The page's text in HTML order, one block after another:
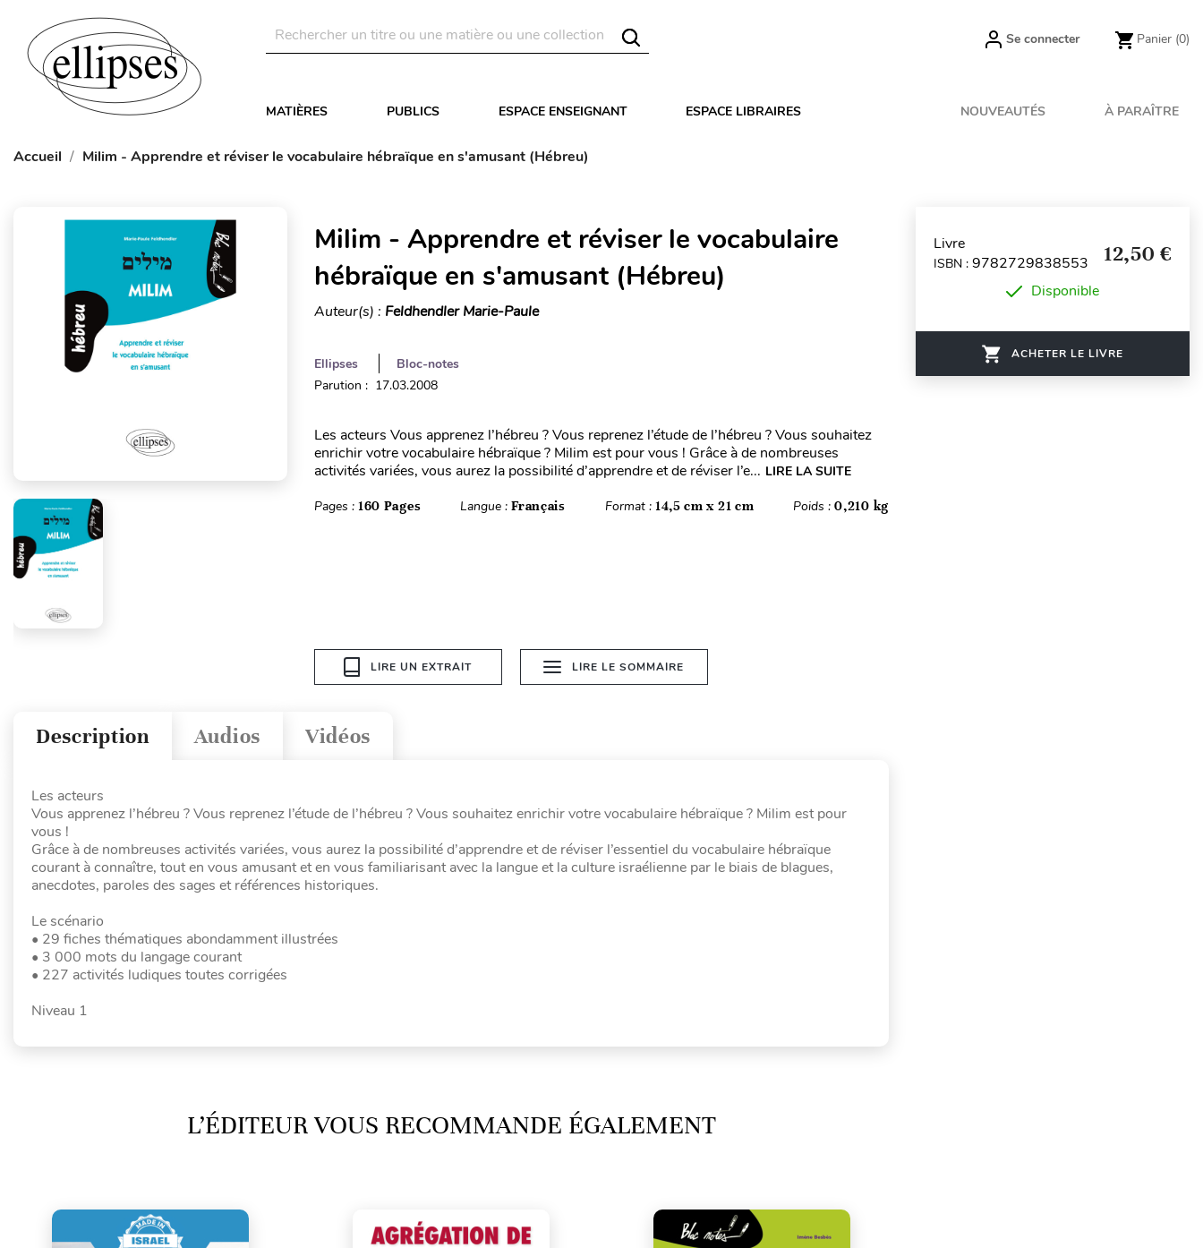
Se connecter Panier (0)
MATIÈRES PUBLICS ESPACE ENSEIGNANT ESPACE LIBRAIRES NOUVEAUTÉS À PARAÎTRE
Accueil Milim - Apprendre et réviser le vocabulaire hébraïque en s'amusant (Hébreu)
Milim - Apprendre et réviser le vocabulaire
hébraïque en s'amusant (Hébreu)
Auteur(s) : Feldhendler Marie-Paule
Ellipses
Bloc-notes
Parution : 17.03.2008
Les acteurs Vous apprenez l’hébreu ? Vous reprenez l’étude de l’hébreu ? Vous souhaitez
enrichir votre vocabulaire hébraïque ? Milim est pour vous ! Grâce à de nombreuses
activités variées, vous aurez la possibilité d’apprendre et de réviser l’e... LIRE LA SUITE
Pages : 160 Pages Langue :Français Format : 14,5 cm x 21 cm Poids :0,210 kg
LIRE UN EXTRAIT LIRE LE SOMMAIRE
Vidéos
Audios
Description
Les acteurs
Vous apprenez l’hébreu ? Vous reprenez l’étude de l’hébreu ? Vous souhaitez enrichir votre vocabulaire hébraïque ? Milim est pour
vous !
Grâce à de nombreuses activités variées, vous aurez la possibilité d’apprendre et de réviser l’essentiel du vocabulaire hébraïque
courant à connaître, tout en vous amusant et en vous familiarisant avec la langue et la culture israélienne par le biais de blagues,
anecdotes, paroles des sages et références historiques.
Le scénario
• 29 fiches thématiques abondamment illustrées
• 3 000 mots du langage courant
• 227 activités ludiques toutes corrigées
Niveau 1
L’ÉDITEUR VOUS RECOMMANDE ÉGALEMENT
Livre
ISBN : 9782729838553 12,50 €
Disponible
ACHETER LE LIVRE